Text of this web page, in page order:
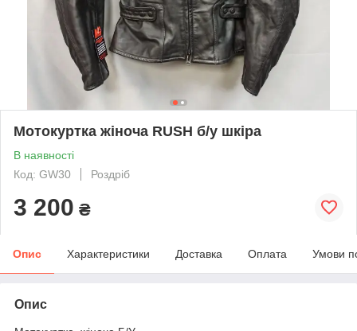
Мотокуртка жіноча RUSH б/у шкіра
В наявності
Код: GW30
Роздріб
3 200 ₴
Опис Характеристики Доставка Оплата Умови
Опис